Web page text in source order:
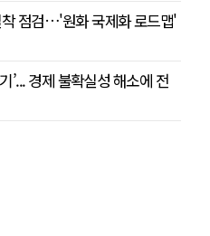
점검…'원화 국제화 로드맵'
’... 경제 불확실성 해소에 전